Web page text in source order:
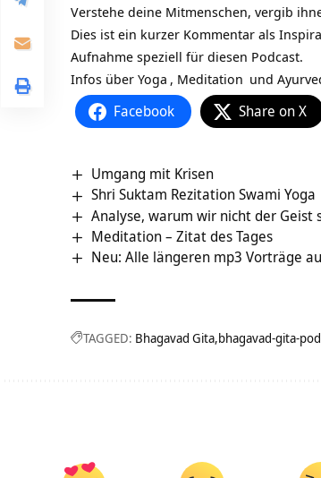
Verstehe deine Mitmenschen, vergib
Dies ist ein kurzer Kommentar als
Aufnahme speziell für diesen Podcast.
Infos über Yoga , Meditation und
Facebook Share on X
Umgang mit Krisen
Shri Suktam Rezitation Swami Yoga
Analyse, warum wir nicht der Geist
Meditation – Zitat des Tages
Neu: Alle längeren mp3 Vorträge
TAGGED: Bhagavad Gita bhagavad-gita-